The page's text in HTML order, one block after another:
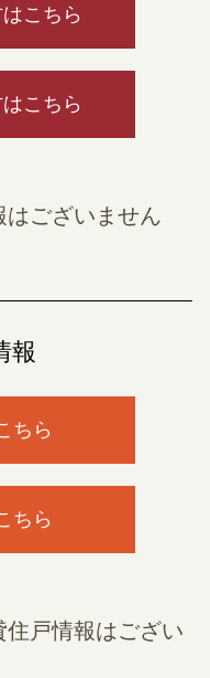
こちら
こちら
ございません
報
ちら
ちら
戸情報はござい